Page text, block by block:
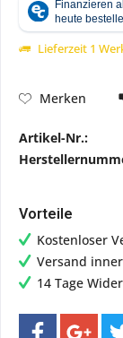
Lieferzeit 1
Merken
Artikel-Nr.:
Vorteile
Kostenloser
Versand
14 Tage